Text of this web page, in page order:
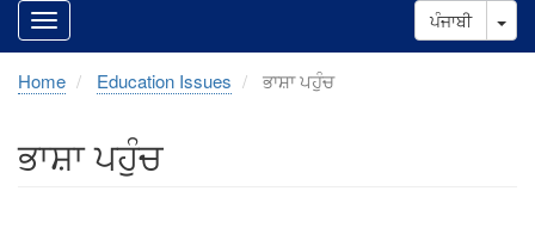
ਪੰਜਾਬੀ
Home Education Issues ਭਾਸ਼ਾ ਪਹੁੰਚ
ਭਾਸ਼ਾ ਪਹੁੰਚ